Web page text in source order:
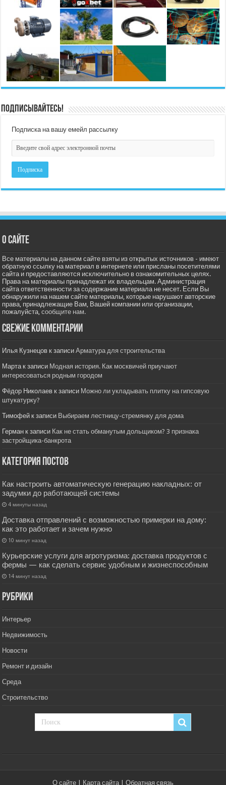
Подписывайтесь!
Подписка на вашу емейл рассылку
О сайте
Все материалы на данном сайте взяты из открытых источников - имеют
обратную ссылку на материал в интернете или присланы посетителями
сайта и предоставляются исключительно в ознакомительных целях.
Права на материалы принадлежат их владельцам. Администрация
сайта ответственности за содержание материала не несет. Если Вы
обнаружили на нашем сайте материалы, которые нарушают авторские
права, принадлежащие Вам, Вашей компании или организации,
пожалуйста,сообщите нам.
Свежие комментарии
Илья Кузнецов к записиАрматура для строительства
Марта к записи Модная история. Как москвичей приучают
интересоваться родным городом
Фёдор Николаев к записи Можно ли укладывать плитку на гипсовую
штукатурку?
Тимофей к записи Выбираем лестницу-стремянку для дома
Герман к записи Как не стать обманутым дольщиком? 3 признака
застройщика-банкрота
Категория постов
Как настроить автоматическую генерацию накладных: от
задумки до работающей системы
4 минуты назад
Доставка отправлений с возможностью примерки на дому:
как это работает и зачем нужно
10 минут назад
Курьерские услуги для агротуризма: доставка продуктов с
фермы — как сделать сервис удобным и жизнеспособным
14 минут назад
РУбрики
Интерьер
Недвижимость
Новости
Ремонт и дизайн
Среда
Строительство
О сайте | Карта сайта | Обратная связь